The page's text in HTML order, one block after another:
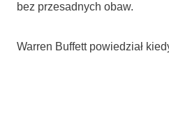
bez przesadnych obaw.
Warren Buffett powiedział